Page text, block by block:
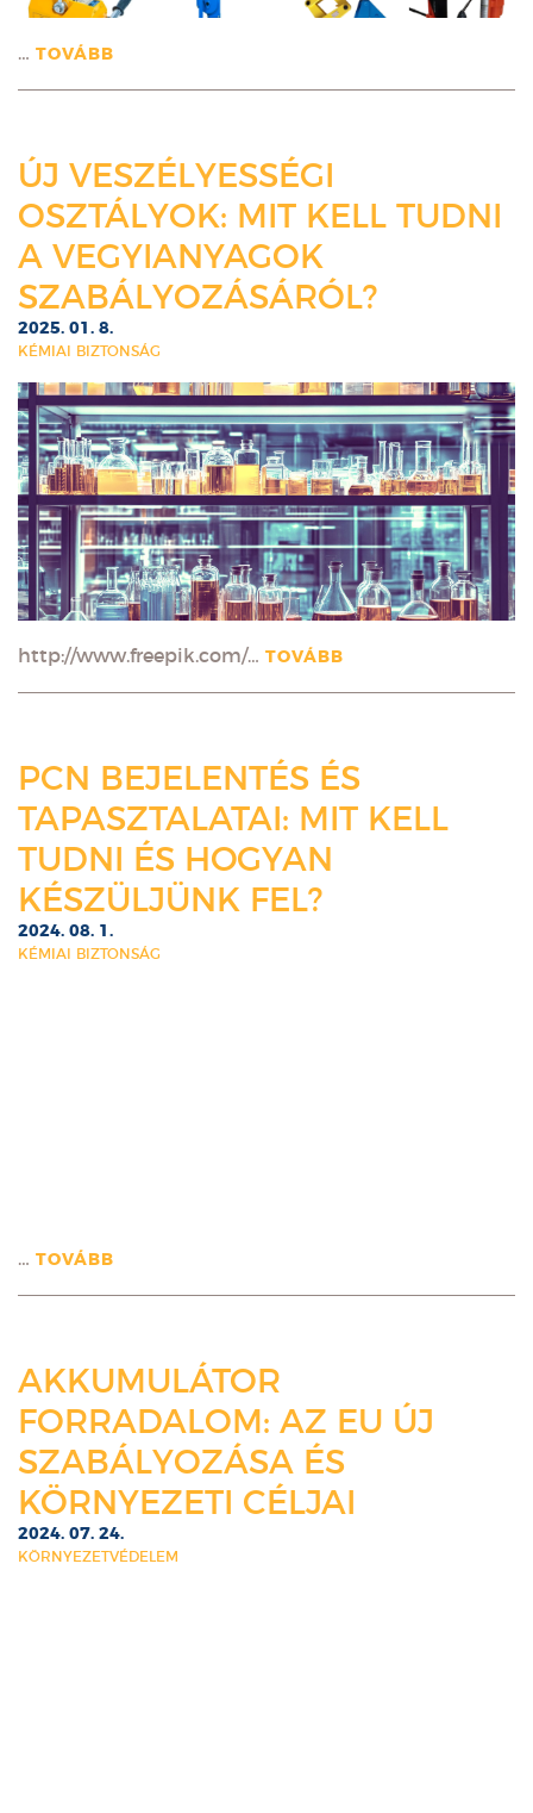
… TOVÁBB
ÚJ VESZÉLYESSÉGI
OSZTÁLYOK: MIT KELL TUDNI
A VEGYIANYAGOK
SZABÁLYOZÁSÁRÓL?
2025. 01. 8.
KÉMIAI BIZTONSÁG
http://www.freepik.com/… TOVÁBB
PCN BEJELENTÉS ÉS
TAPASZTALATAI: MIT KELL
TUDNI ÉS HOGYAN
KÉSZÜLJÜNK FEL?
2024. 08. 1.
KÉMIAI BIZTONSÁG
… TOVÁBB
AKKUMULÁTOR
FORRADALOM: AZ EU ÚJ
SZABÁLYOZÁSA ÉS
KÖRNYEZETI CÉLJAI
2024. 07. 24.
KÖRNYEZETVÉDELEM